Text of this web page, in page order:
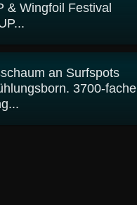
& Wingfoil Festival
an Surfspots
3700-fache